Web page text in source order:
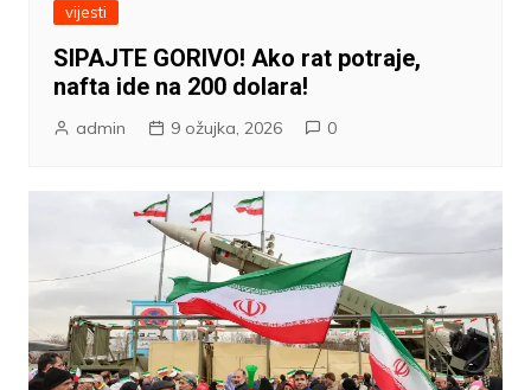
vijesti
SIPAJTE GORIVO! Ako rat potraje,
nafta ide na 200 dolara!
admin 9 ožujka, 2026 0